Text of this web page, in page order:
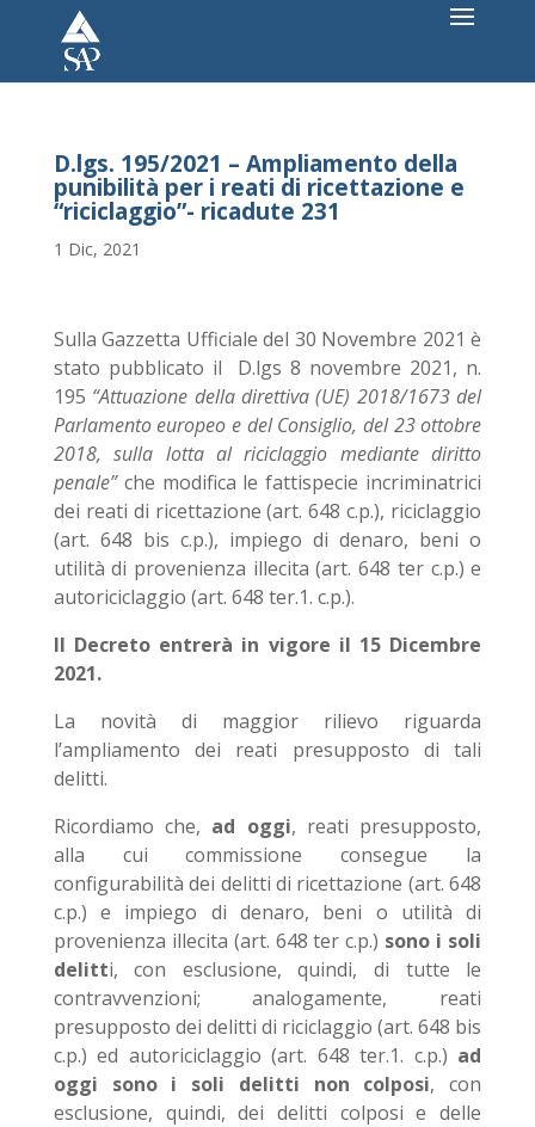
D.lgs. 195/2021 – Ampliamento della
punibilità per i reati di ricettazione e
“riciclaggio”- ricadute 231
1 Dic, 2021
Sulla Gazzetta Ufficiale del 30 Novembre 2021 è
stato pubblicato il D.lgs 8 novembre 2021, n.
195 “Attuazione della direttiva (UE) 2018/1673 del
Parlamento europeo e del Consiglio, del 23 ottobre
2018, sulla lotta al riciclaggio mediante diritto
penale” che modifica le fattispecie incriminatrici
dei reati di ricettazione (art. 648 c.p.), riciclaggio
(art. 648 bis c.p.), impiego di denaro, beni o
utilità di provenienza illecita (art. 648 ter c.p.) e
autoriciclaggio (art. 648 ter.1. c.p.).
Il Decreto entrerà in vigore il 15 Dicembre
2021.
La novità di maggior rilievo riguarda
l’ampliamento dei reati presupposto di tali
delitti.
Ricordiamo che, ad oggi, reati presupposto,
alla cui commissione consegue la
configurabilità dei delitti di ricettazione (art. 648
c.p.) e impiego di denaro, beni o utilità di
provenienza illecita (art. 648 ter c.p.) sono i soli
delitti, con esclusione, quindi, di tutte le
contravvenzioni; analogamente, reati
presupposto dei delitti di riciclaggio (art. 648 bis
c.p.) ed autoriciclaggio (art. 648 ter.1. c.p.) ad
oggi sono i soli delitti non colposi, con
esclusione, quindi, dei delitti colposi e delle